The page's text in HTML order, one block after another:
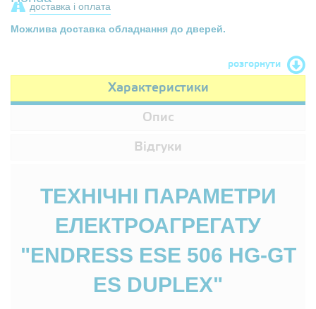
доставка і оплата
Можлива доставка обладнання до дверей.
розгорнути
Характеристики
Опис
Відгуки
ТЕХНІЧНІ ПАРАМЕТРИ
ЕЛЕКТРОАГРЕГАТУ
"ENDRESS ESE 506 HG-GT
ES DUPLEX"